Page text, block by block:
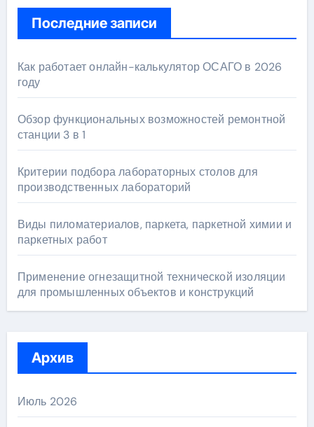
Последние записи
Как работает онлайн-калькулятор ОСАГО в 2026
году
Обзор функциональных возможностей ремонтной
станции 3 в 1
Критерии подбора лабораторных столов для
производственных лабораторий
Виды пиломатериалов, паркета, паркетной химии и
паркетных работ
Применение огнезащитной технической изоляции
для промышленных объектов и конструкций
Архив
Июль 2026